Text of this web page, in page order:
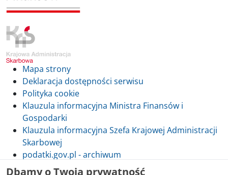
Mapa strony
Deklaracja dostępności serwisu
Polityka cookie
Klauzula informacyjna Ministra Finansów i
Gospodarki
Klauzula informacyjna Szefa Krajowej Administracji
Skarbowej
podatki.gov.pl - archiwum
Dbamy o Twoją prywatność